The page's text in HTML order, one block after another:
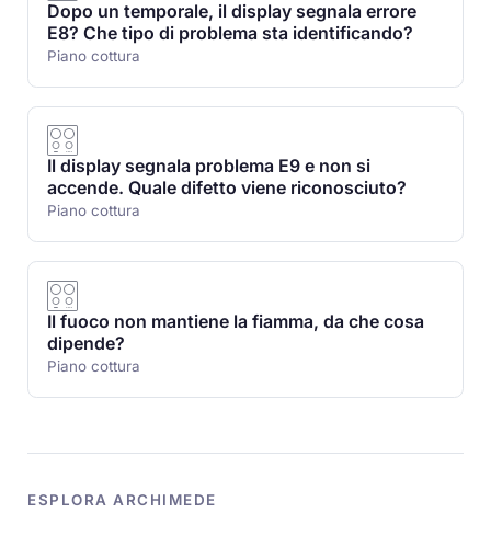
Dopo un temporale, il display segnala errore
E8? Che tipo di problema sta identificando?
Piano cottura
Il display segnala problema E9 e non si
accende. Quale difetto viene riconosciuto?
Piano cottura
Il fuoco non mantiene la fiamma, da che cosa
dipende?
Piano cottura
ESPLORA ARCHIMEDE